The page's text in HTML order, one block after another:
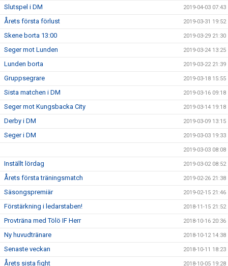
Slutspel i DM 2019-04-03 07:43
Årets första förlust 2019-03-31 19:52
Skene borta 13:00 2019-03-29 21:30
Seger mot Lunden 2019-03-24 13:25
Lunden borta 2019-03-22 21:39
Gruppsegrare 2019-03-18 15:55
Sista matchen i DM 2019-03-16 09:18
Seger mot Kungsbacka City 2019-03-14 19:18
Derby i DM 2019-03-09 13:15
Seger i DM 2019-03-03 19:33
2019-03-03 08:08
Inställt lördag 2019-03-02 08:52
Årets första träningsmatch 2019-02-26 21:38
Säsongspremiär 2019-02-15 21:46
Förstärkning i ledarstaben! 2018-11-15 21:52
Provträna med Tölö IF Herr 2018-10-16 20:36
Ny huvudtränare 2018-10-12 14:38
Senaste veckan 2018-10-11 18:23
Årets sista fight 2018-10-05 19:28